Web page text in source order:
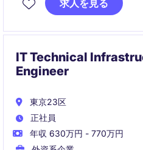
スの最適化をサポートします
求人を見る
IT Technical
Engineer
東京23区
正社員
年収 630万円 - 770万円